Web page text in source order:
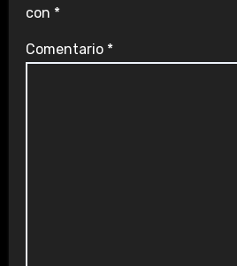
con *
Comentario *